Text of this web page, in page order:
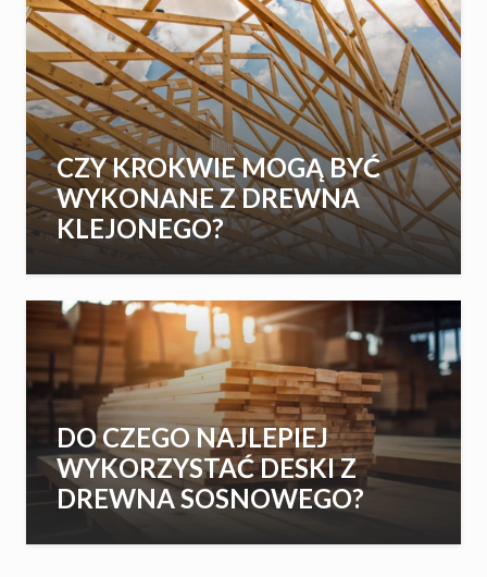
CZY KROKWIE MOGĄ BYĆ
WYKONANE Z DREWNA
KLEJONEGO?
DO CZEGO NAJLEPIEJ
WYKORZYSTAĆ DESKI Z
DREWNA SOSNOWEGO?